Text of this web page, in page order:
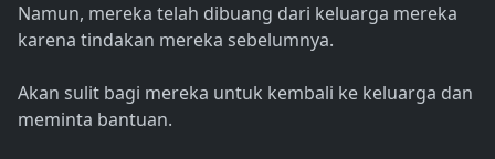
Namun, mereka telah dibuang dari keluarga mereka
karena tindakan mereka sebelumnya.
Akan sulit bagi mereka untuk kembali ke keluarga dan
meminta bantuan.